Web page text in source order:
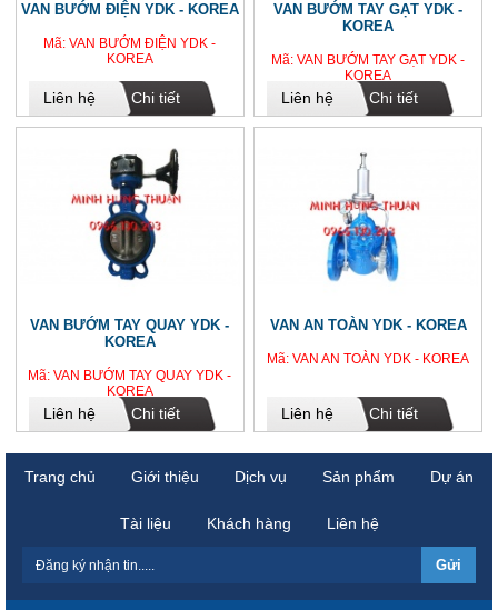
VAN BƯỚM ĐIỆN YDK - KOREA
Mã: VAN BƯỚM ĐIỆN YDK -
KOREA
Liên hệ Chi tiết
VAN BƯỚM TAY GẠT YDK -
KOREA
Mã: VAN BƯỚM TAY GẠT YDK -
KOREA
Liên hệ Chi tiết
VAN BƯỚM TAY QUAY YDK -
KOREA
Mã: VAN BƯỚM TAY QUAY YDK -
KOREA
Liên hệ Chi tiết
VAN AN TOÀN YDK - KOREA
Mã: VAN AN TOÀN YDK - KOREA
Liên hệ Chi tiết
Trang chủ Giới thiệu Dịch vụ Sản phẩm Dự án
Tài liệu Khách hàng Liên hệ